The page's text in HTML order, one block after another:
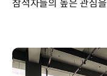
참석자들의 높은 관심